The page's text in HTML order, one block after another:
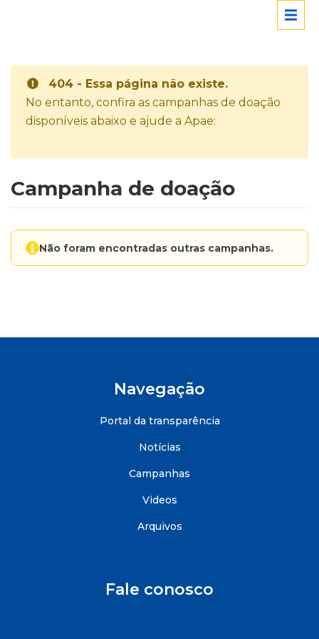
404 - Essa página não existe.
No entanto, confira as campanhas de doação
disponíveis abaixo e ajude a Apae:
Campanha de doação
Não foram encontradas outras campanhas.
Navegação
Portal da transparência
Notícias
Campanhas
Videos
Arquivos
Fale conosco